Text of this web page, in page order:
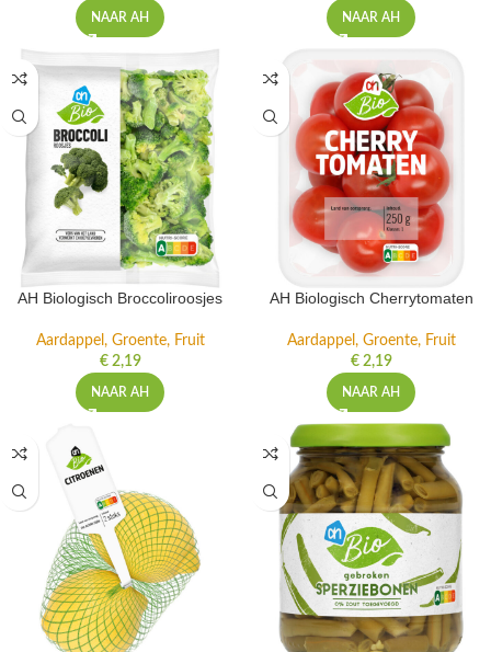
NAAR AH NAAR AH
AH Biologisch Broccoliroosjes
Aardappel, Groente, Fruit
€2,19
NAAR AH
AH Biologisch Cherrytomaten
Aardappel, Groente, Fruit
€2,19
NAAR AH